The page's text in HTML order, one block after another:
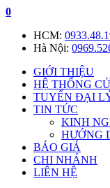
0
HCM:
Hà Nội:
GIỚI THIỆU
HỆ THỐNG
TUYỂN ĐẠI
TIN TỨC
KINH
HƯỚNG
BÁO GIÁ
CHI NHÁNH
LIÊN HỆ